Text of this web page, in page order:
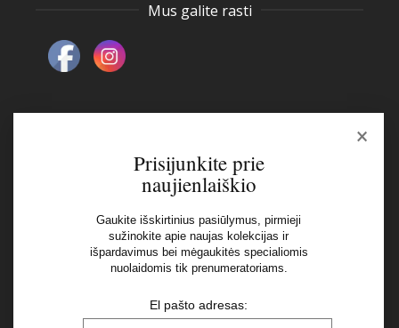
Mus galite rasti
Naujienlaiškis
Aš perskaičiau ir sutinku su Privatumo Politikos
×
Prisijunkite prie
naujienlaiškio
Gaukite išskirtinius pasiūlymus, pirmieji
sužinokite apie naujas kolekcijas ir
išpardavimus bei mėgaukitės specialiomis
nuolaidomis tik prenumeratoriams.
El pašto adresas: